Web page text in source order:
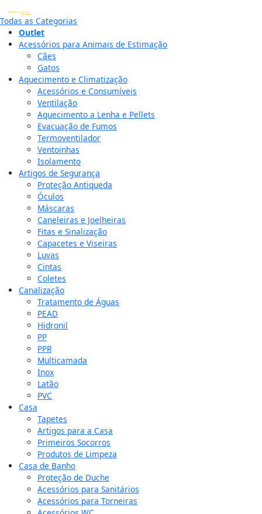
Todas as Categorias
Outlet
Acessórios para Animais de Estimação
Cães
Gatos
Aquecimento e Climatização
Acessórios e Consumíveis
Ventilação
Aquecimento a Lenha e Pellets
Evacuação de Fumos
Termoventilador
Ventoinhas
Isolamento
Artigos de Segurança
Proteção Antiqueda
Óculos
Máscaras
Caneleiras e Joelheiras
Fitas e Sinalização
Capacetes e Viseiras
Luvas
Cintas
Coletes
Canalização
Tratamento de Águas
PEAD
Hidronil
PP
PPR
Multicamada
Inox
Latão
PVC
Casa
Tapetes
Artigos para a Casa
Primeiros Socorros
Produtos de Limpeza
Casa de Banho
Proteção de Duche
Acessórios para Sanitários
Acessórios para Torneiras